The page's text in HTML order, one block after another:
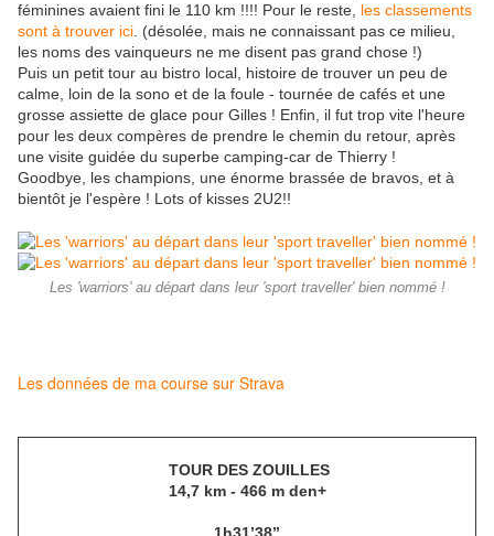
féminines avaient fini le 110 km !!!! Pour le reste, les classements
sont à trouver ici . (désolée, mais ne connaissant pas ce milieu,
les noms des vainqueurs ne me disent pas grand chose !)
Puis un petit tour au bistro local, histoire de trouver un peu de
calme, loin de la sono et de la foule - tournée de cafés et une
grosse assiette de glace pour Gilles ! Enfin, il fut trop vite l'heure
pour les deux compères de prendre le chemin du retour, après
une visite guidée du superbe camping-car de Thierry !
Goodbye, les champions, une énorme brassée de bravos, et à
bientôt je l'espère ! Lots of kisses 2U2!!
Les 'warriors' au départ dans leur 'sport traveller' bien nommé !
Les données de ma course sur Strava
TOUR DES ZOUILLES
14,7 km - 466 m den+